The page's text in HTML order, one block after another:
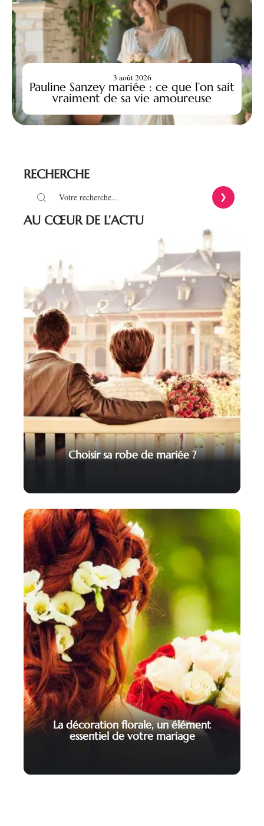
Pauline Sanzey mariée : ce que l’on sait
vraiment de sa vie amoureuse
3 août 2026
RECHERCHE
AU CŒUR DE L’ACTU
Choisir sa robe de mariée ?
La décoration florale, un élément
essentiel de votre mariage